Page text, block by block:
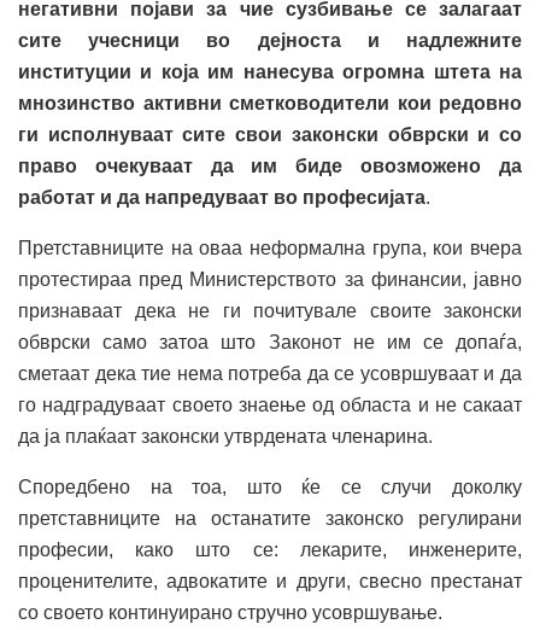
негативни појави за чие сузбивање се залагаат
сите учесници во дејноста и надлежните
институции и која им нанесува огромна штета на
мнозинство активни сметководители кои редовно
ги исполнуваат сите свои законски обврски и со
право очекуваат да им биде овозможено да
работат и да напредуваат во професијата.
Претставниците на оваа неформална група, кои вчера
протестираа пред Министерството за финансии, јавно
признаваат дека не ги почитувале своите законски
обврски само затоа што Законот не им се допаѓа,
сметаат дека тие нема потреба да се усовршуваат и да
го надградуваат своето знаење од областа и не сакаат
да ја плаќаат законски утврдената членарина.
Споредбено на тоа, што ќе се случи доколку
претставниците на останатите законско регулирани
професии, како што се: лекарите, инженерите,
проценителите, адвокатите и други, свесно престанат
со своето континуирано стручно усовршување.